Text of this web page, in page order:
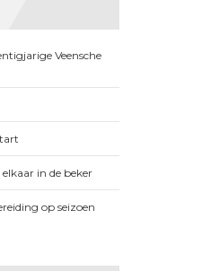
Veensche
in de beker
op seizoen